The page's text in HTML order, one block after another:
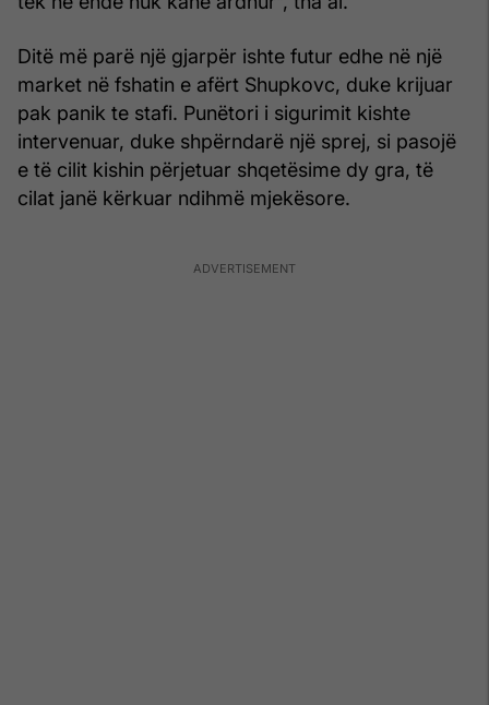
Ditë më parë një gjarpër ishte futur edhe në një
market në fshatin e afërt Shupkovc, duke krijuar
pak panik te stafi. Punëtori i sigurimit kishte
intervenuar, duke shpërndarë një sprej, si pasojë
e të cilit kishin përjetuar shqetësime dy gra, të
cilat janë kërkuar ndihmë mjekësore.